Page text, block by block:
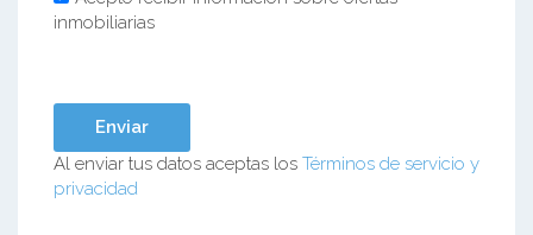
inmobiliarias
Al enviar tus datos aceptas los Términos de servicio y
privacidad